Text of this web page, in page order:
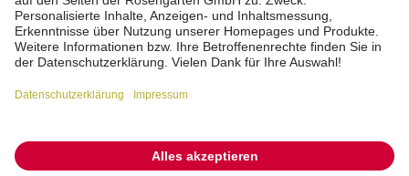
Interne Meldestelle
Zahlungsmittel
Barrierefreiheitserklärung
Vertrag widerrufen